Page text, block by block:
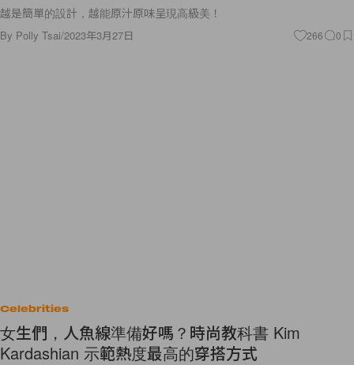
越是簡單的設計，越能原汁原味呈現高級美！
By Polly Tsai/2023年3月27日 266 0
Celebrities
女生們，人魚線準備好嗎？時尚教科書 Kim
Kardashian 示範熱度最高的穿搭方式